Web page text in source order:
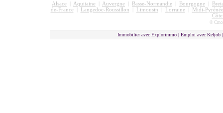
Alsace Aquitaine Auvergne Basse-Normandie Bourgogne
de-France| Langedoc-Roussillon Limousin Lorraine|
Midi-
©
Immobilier avec Explorimmo | Emploi avec Keljob